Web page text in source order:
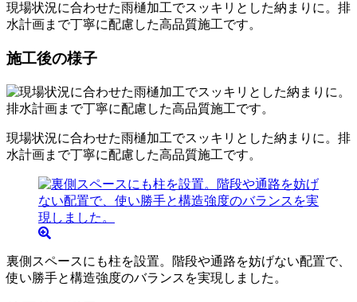
現場状況に合わせた雨樋加工でスッキリとした納まりに。排
水計画まで丁寧に配慮した高品質施工です。
施工後の様子
現場状況に合わせた雨樋加工でスッキリとした納まりに。排
水計画まで丁寧に配慮した高品質施工です。
裏側スペースにも柱を設置。階段や通路を妨げない配置で、
使い勝手と構造強度のバランスを実現しました。